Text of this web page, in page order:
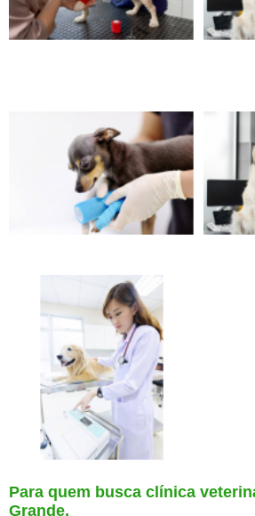
Para quem busca clínica
Grande,